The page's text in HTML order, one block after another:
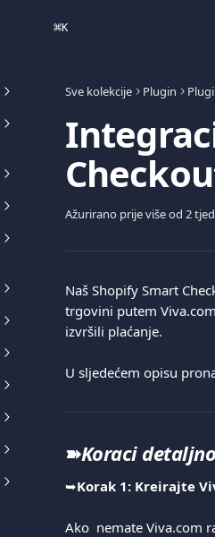
⌘K
Sve kolekcije Plugin
Ažurirano prije više od 2
Naš Shopify Smart
trgovini putem
izvršili plaćanje.
U sljedećem opisu
➽Koraci
➥Korak 1: Kreirajte
Ako  nemate Viva.com